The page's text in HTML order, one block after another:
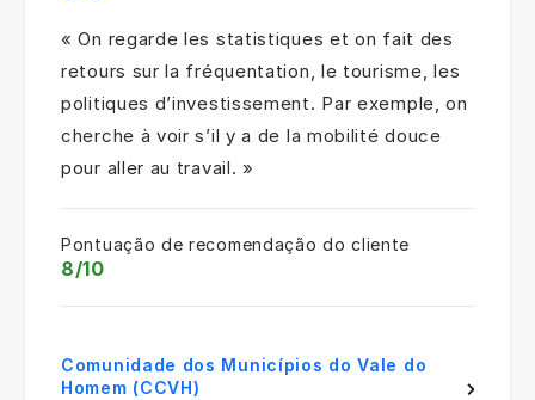
« On regarde les statistiques et on fait des
retours sur la fréquentation, le tourisme, les
politiques d’investissement. Par exemple, on
cherche à voir s’il y a de la mobilité douce
pour aller au travail. »
Pontuação de recomendação do cliente
8/10
Comunidade dos Municípios do Vale do
Homem (CCVH)